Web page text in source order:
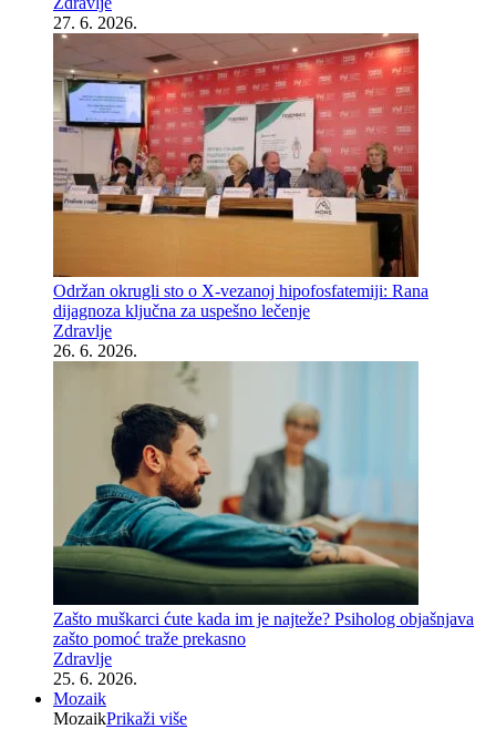
27. 6. 2026.
Održan okrugli sto o X-vezanoj hipofosfatemiji: Rana
dijagnoza ključna za uspešno lečenje
Zdravlje
26. 6. 2026.
Zašto muškarci ćute kada im je najteže? Psiholog objašnjava
zašto pomoć traže prekasno
Zdravlje
25. 6. 2026.
Mozaik
MozaikPrikaži više